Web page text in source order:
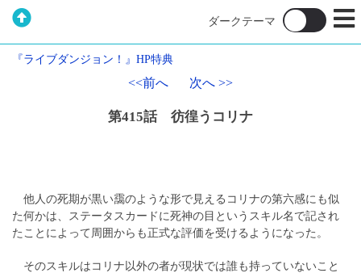
『ライブダンジョン！』HP特典
<<前へ 次へ >>
第415話 彷徨うコリナ
他人の死期が黒い靄のような形で見えるコリナの第六感にも似
た何かは、ステータスカードに死神の目というスキル名で記され
たことによって周囲からも正式な評価を受けるようになった。
そのスキルはコリナ以外の者が現状では誰も持っていないこと